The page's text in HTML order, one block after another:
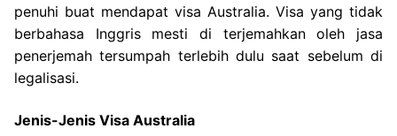
penuhi buat mendapat visa Australia. Visa yang tidak
berbahasa Inggris mesti di terjemahkan oleh jasa
penerjemah tersumpah terlebih dulu saat sebelum di
legalisasi.
Jenis-Jenis Visa Australia